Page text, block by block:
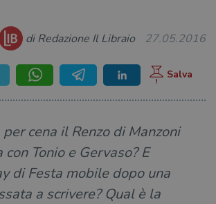
di Redazione Il Libraio 27.05.2016
cena il Renzo di Manzoni
Tonio e Gervaso? E
di Festa mobile dopo una
a scrivere? Qual è la